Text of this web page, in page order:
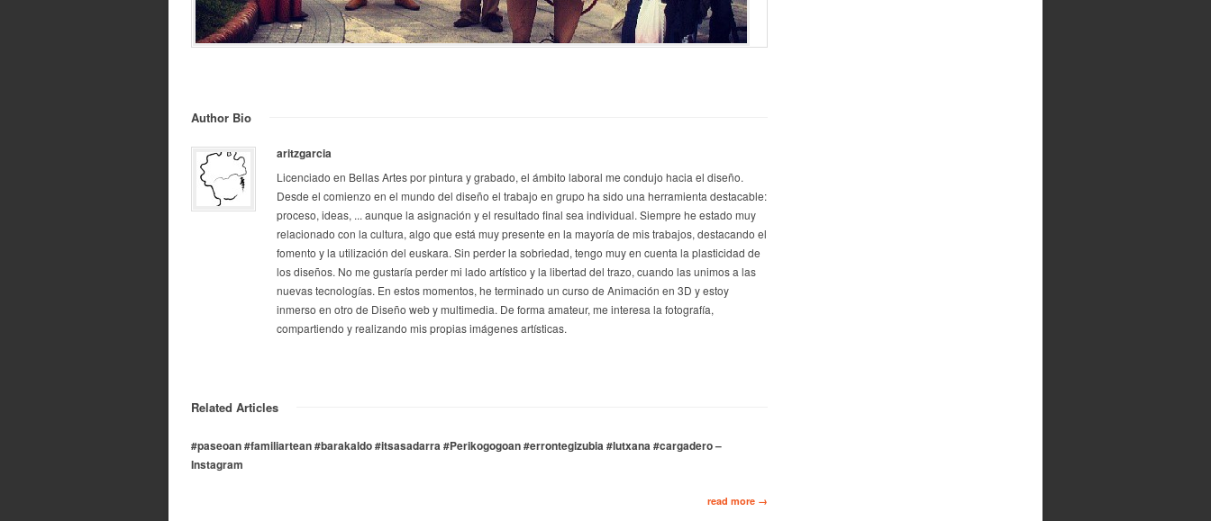
Author Bio
aritzgarcia
Licenciado en Bellas Artes por pintura y grabado, el ámbito laboral me condujo hacia el diseño.
Desde el comienzo en el mundo del diseño el trabajo en grupo ha sido una herramienta destacable:
proceso, ideas, ... aunque la asignación y el resultado final sea individual. Siempre he estado muy
relacionado con la cultura, algo que está muy presente en la mayoría de mis trabajos, destacando el
fomento y la utilización del euskara. Sin perder la sobriedad, tengo muy en cuenta la plasticidad de
los diseños. No me gustaría perder mi lado artístico y la libertad del trazo, cuando las unimos a las
nuevas tecnologías. En estos momentos, he terminado un curso de Animación en 3D y estoy
inmerso en otro de Diseño web y multimedia. De forma amateur, me interesa la fotografía,
compartiendo y realizando mis propias imágenes artísticas.
Related Articles
#paseoan #familiartean #barakaldo #itsasadarra #Perikogogoan #errontegizubia #lutxana #cargadero –
Instagram
read more →